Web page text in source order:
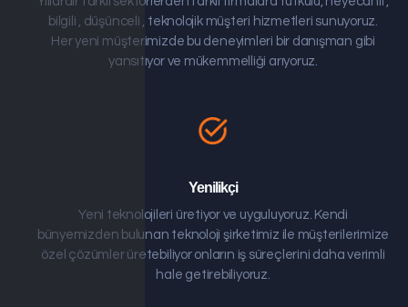
bilgili , düşünceli , teknolojik müşteri hizmetleri sunuyoruz.
Her yeni müşterimizde bu deneyimleri bir danışman gibi
yansıtıyor ve mükemmelliği arıyoruz.
Yenilikçi
Yeni teknolojileri üretiyor ve uyguluyoruz. Kendi
bünyemizden bulunan teknoloji şirketimiz ile müşterilerimize
özel çözümler üretebiliyor onların iş süreçlerini daha verimli
hale getirebiliyoruz.